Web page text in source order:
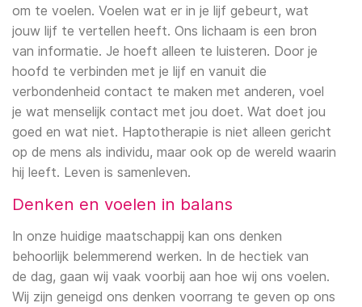
om te voelen. Voelen wat er in je lijf gebeurt, wat
jouw lijf te vertellen heeft. Ons lichaam is een bron
van informatie. Je hoeft alleen te luisteren. Door je
hoofd te verbinden met je lijf en vanuit die
verbondenheid contact te maken met anderen, voel
je wat menselijk contact met jou doet. Wat doet jou
goed en wat niet. Haptotherapie is niet alleen gericht
op de mens als individu, maar ook op de wereld waarin
hij leeft. Leven is samenleven.
Denken en voelen in balans
In onze huidige maatschappij kan ons denken
behoorlijk belemmerend werken. In de hectiek van
de dag, gaan wij vaak voorbij aan hoe wij ons voelen.
Wij zijn geneigd ons denken voorrang te geven op ons
Fysiotherapie bij Neurologische
Aandoeningen
Covid Revalidatie
Dry needling
Shockwave-therapie
Medical Taping
Slaaptherapie
Medische training
Complementaire zorg
Fysiotherapie bij herstel na COVID-19
Duizeligheidsklachten
Verstuikte enkel
Etalagebenen
Hamstringblessure
Incontinentie
Reinier van Isselt
Rob van Dam
Valentina Barros Clark
Karin Luijks-Matthijssen
Patrick Hendriks
Jesse Hendriks